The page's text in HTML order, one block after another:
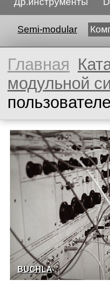
Semi-modular
Главная
модульной
BUCHLA